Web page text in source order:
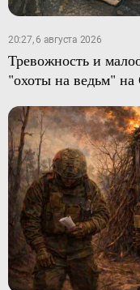
20:27, 6 августа 2026
Тревожность и
"охоты на ведьм" на